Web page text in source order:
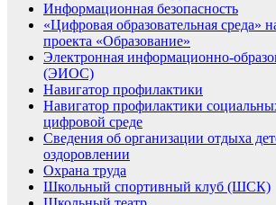
Информационная безопасность
«Цифровая образовательная среда»
проекта «Образование»
Электронная информационно-
(ЭИОС)
Навигатор профилактики
Навигатор профилактики
цифровой среде
Сведения об организации отдыха
оздоровлении
Охрана труда
Школьный спортивный клуб (ШСК)